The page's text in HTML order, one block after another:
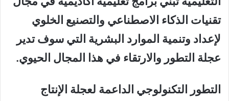
تقنيات الذكاء الاصطناعي والتصنيع الخلوي
لإعداد وتنمية الموارد البشرية التي سوف تدير
عجلة التطور والارتقاء في هذا المجال الحيوي.
التطور التكنولوجي الداعمة لعجلة الإنتاج